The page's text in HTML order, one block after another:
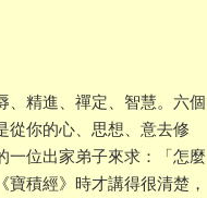
、精進、禪定、智慧。六個
從你的心、思想、意去修
一位出家弟子來求：「怎麼
積經》時才講得很清楚，